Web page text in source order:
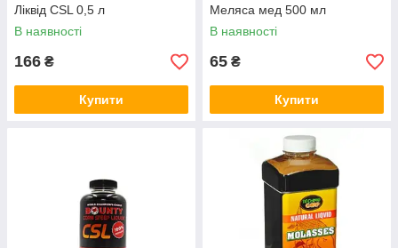
Ліквід CSL 0,5 л
В наявності
166 ₴
Купити
Меляса мед 500 мл
В наявності
65 ₴
Купити